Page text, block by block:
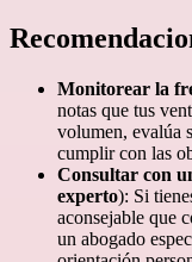
Monitorear la
notas que tus
volumen, evalúa
cumplir con las
Consultar con
experto): Si
aconsejable que
un abogado